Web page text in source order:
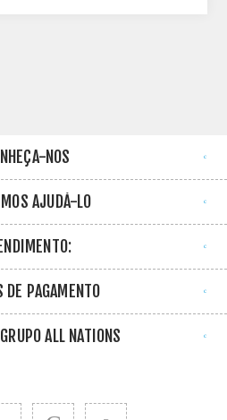
NOS
AJUDÁ-LO
DE PAGAMENTO
ALL NATIONS